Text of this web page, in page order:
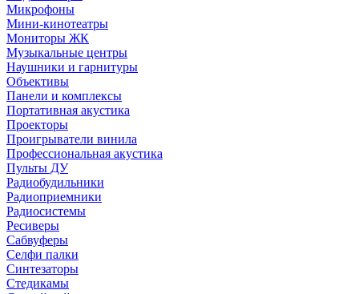
Микрофоны
Мини-кинотеатры
Мониторы ЖК
Музыкальные центры
Наушники и гарнитуры
Объективы
Панели и комплексы
Портативная акустика
Проекторы
Проигрыватели винила
Профессиональная акустика
Пульты ДУ
Радиобудильники
Радиоприемники
Радиосистемы
Ресиверы
Сабвуферы
Селфи палки
Синтезаторы
Стедикамы